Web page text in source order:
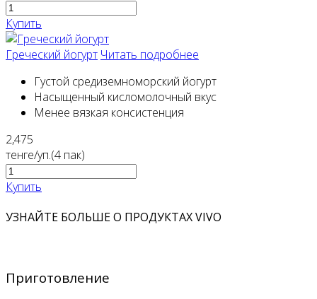
Купить
Греческий йогурт Читать подробнее
Густой средиземноморский йогурт
Насыщенный кисломолочный вкус
Менее вязкая консистенция
2,475
тенге/уп.(4 пак)
Купить
УЗНАЙТЕ БОЛЬШЕ О ПРОДУКТАХ VIVO
Приготовление